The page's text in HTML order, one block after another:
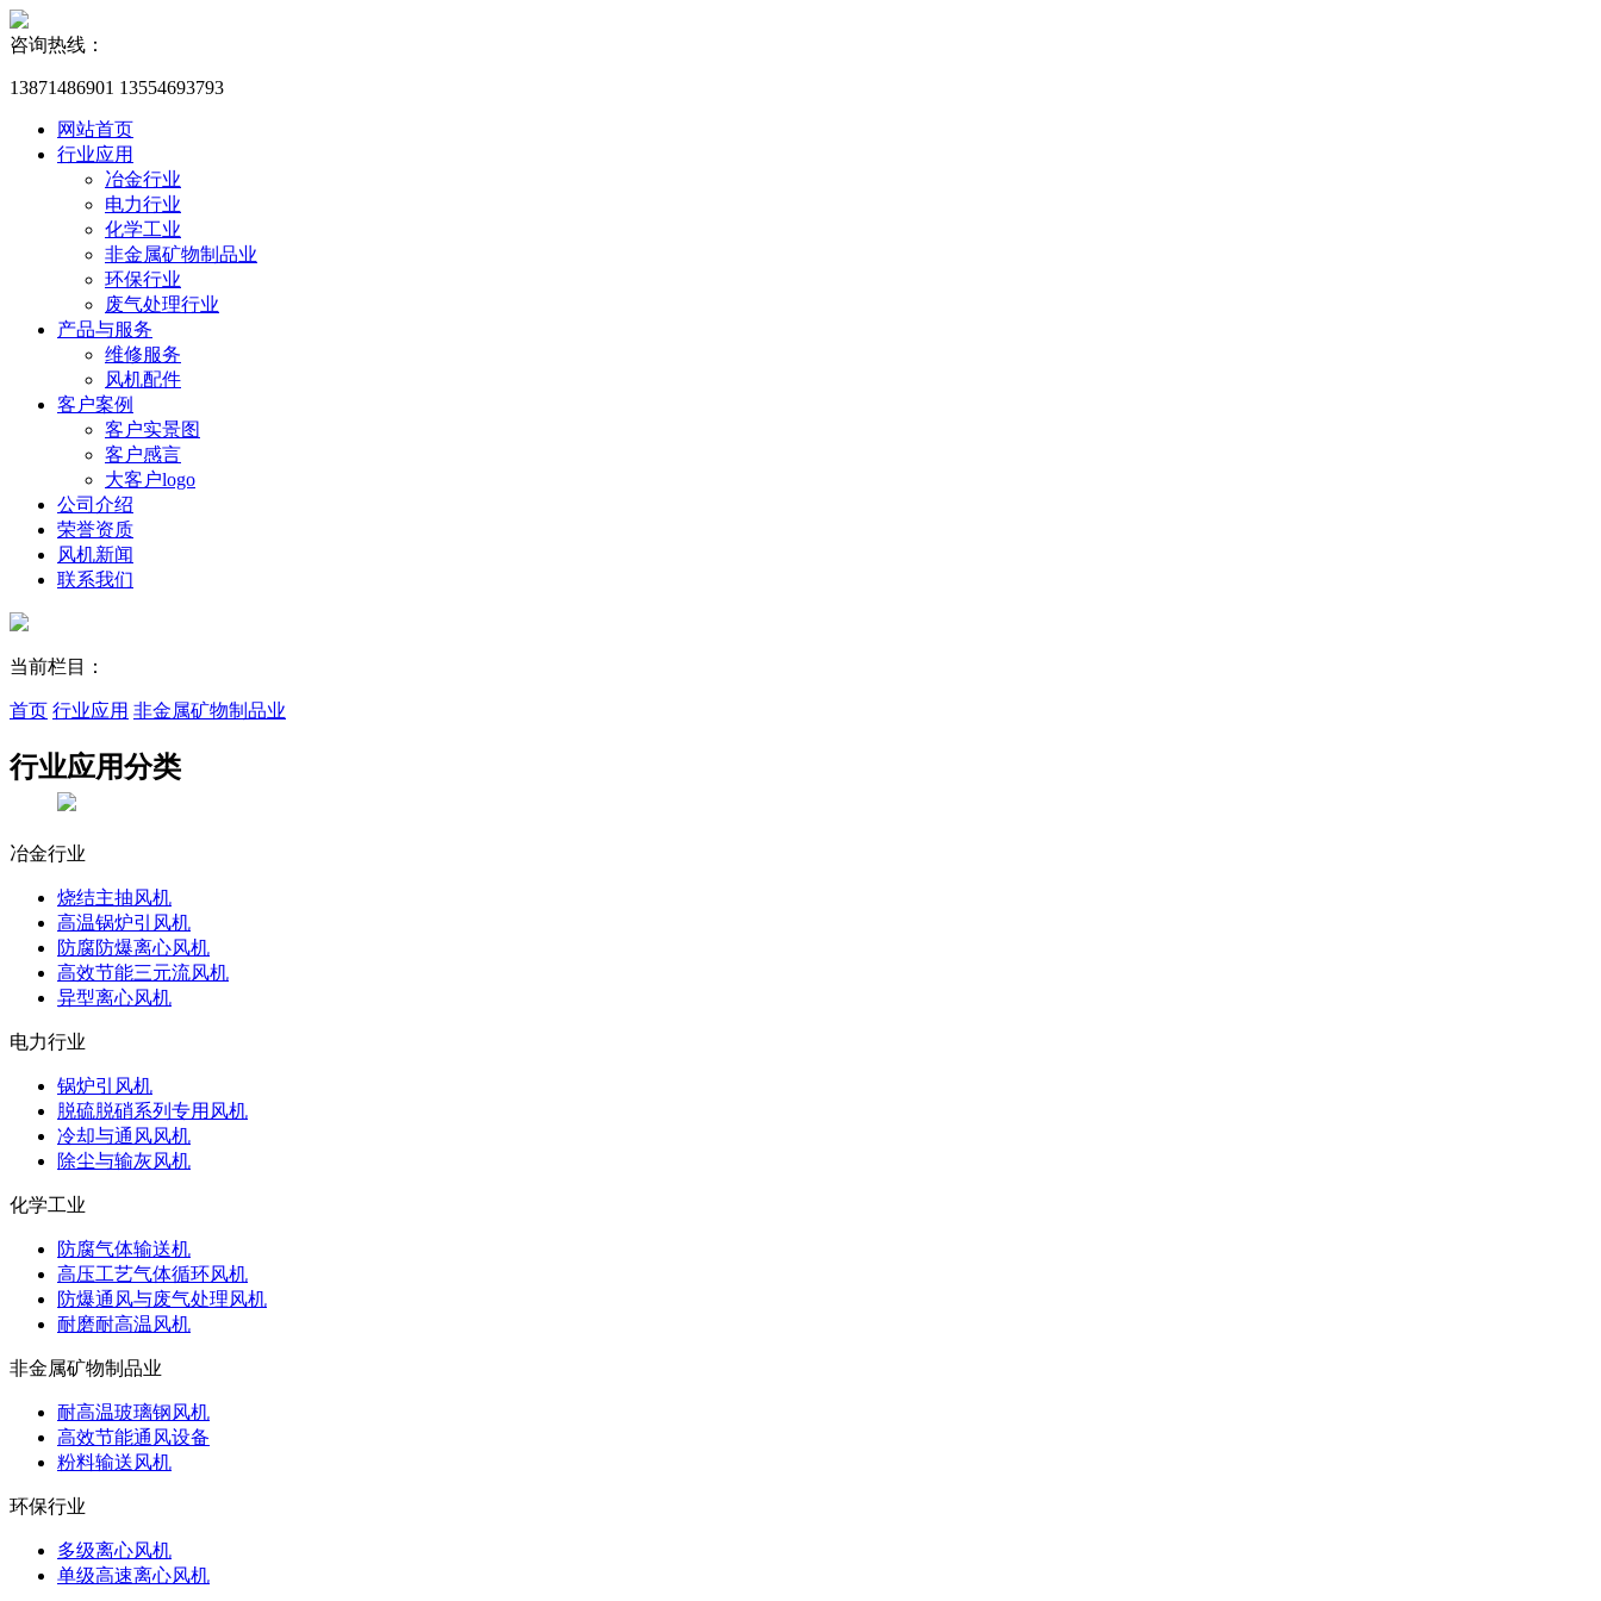
咨询热线：
13871486901 13554693793
网站首页
行业应用
冶金行业
电力行业
化学工业
非金属矿物制品业
环保行业
废气处理行业
产品与服务
维修服务
风机配件
客户案例
客户实景图
客户感言
大客户logo
公司介绍
荣誉资质
风机新闻
联系我们
当前栏目：
首页 行业应用 非金属矿物制品业
行业应用分类
冶金行业
烧结主抽风机
高温锅炉引风机
防腐防爆离心风机
高效节能三元流风机
异型离心风机
电力行业
锅炉引风机
脱硫脱硝系列专用风机
冷却与通风风机
除尘与输灰风机
化学工业
防腐气体输送机
高压工艺气体循环风机
防爆通风与废气处理风机
耐磨耐高温风机
非金属矿物制品业
耐高温玻璃钢风机
高效节能通风设备
粉料输送风机
环保行业
多级离心风机
单级高速离心风机